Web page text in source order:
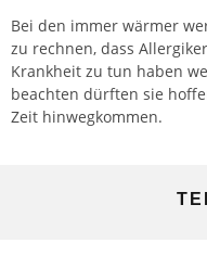
Bei den immer wärmer
zu rechnen, dass
Krankheit zu tun haben
beachten dürften sie
Zeit hinwegkommen.